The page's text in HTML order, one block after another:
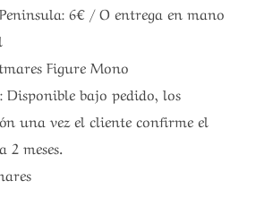
6€ / O entrega en mano
Figure Mono
Disponible bajo pedido, los
una vez el cliente confirme el
2 meses.